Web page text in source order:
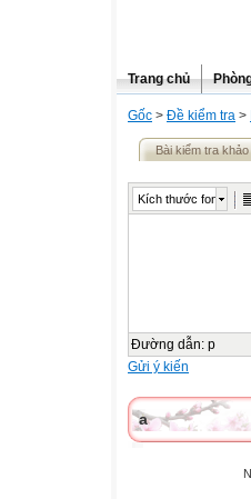
Trang chủ
Gốc > Đề kiểm tra >
Bài kiểm tra
Kích thước font
Đường dẫn: p
Gửi ý kiến
a